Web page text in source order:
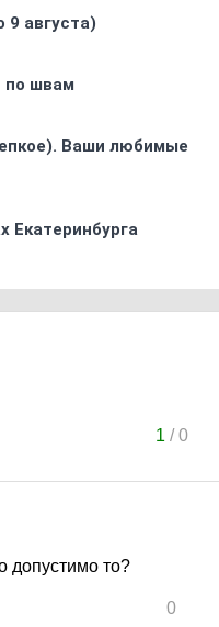
9 августа)
по швам
Ваши любимые
Екатеринбурга
1 /0
допустимо то?
0